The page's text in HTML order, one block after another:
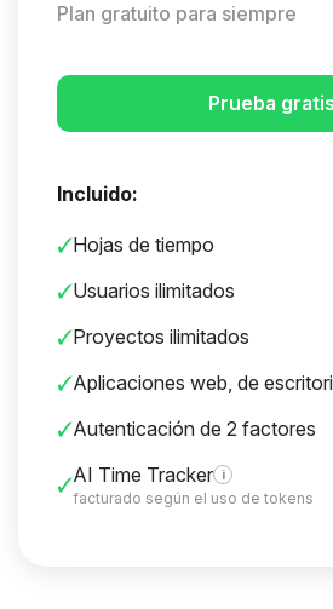
Plan gratuito para siempre
Prueba gratis
Incluido:
Hojas de tiempo
Usuarios ilimitados
Proyectos ilimitados
Aplicaciones web, de
Autenticación de 2 factores
AI Time Tracker i
facturado según el uso de tokens